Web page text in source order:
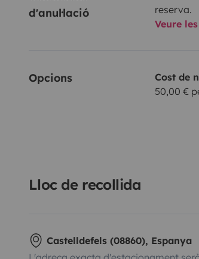
d'anul·lació
reserva.
Veure
Opcions
Cost de
50,00 €
Lloc de recollida
Castelldefels (08860), Espanya